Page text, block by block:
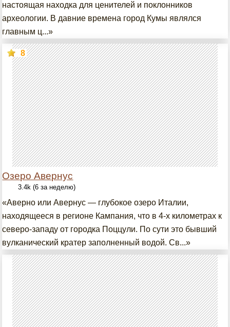
настоящая находка для ценителей и поклонников
археологии. В давние времена город Кумы являлся
главным ц...»
Озеро Авернус
8
3.4k (6 за неделю)
«Аверно или Авернус — глубокое озеро Италии,
находящееся в регионе Кампания, что в 4-х километрах к
северо-западу от городка Поццули. По сути это бывший
вулканический кратер заполненный водой. Св...»